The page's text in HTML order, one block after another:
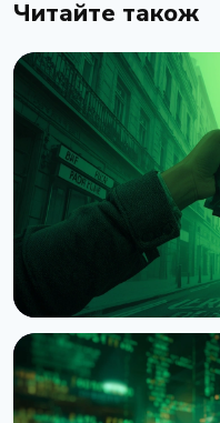
Читайте також
НОВИНА
Напади на
нарахувала $30 млн